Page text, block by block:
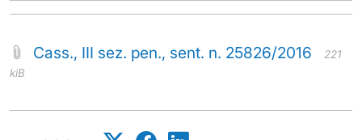
Cass., III sez. pen., sent. n. 25826/2016
221
kiB